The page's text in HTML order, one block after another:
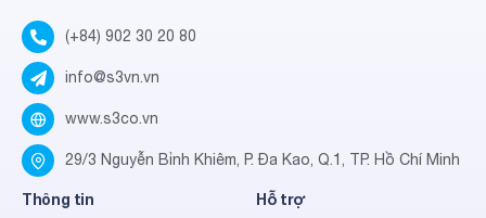
(+84) 902 30 20 80
info@s3vn.vn
www.s3co.vn
29/3 Nguyễn Bỉnh Khiêm, P. Đa Kao, Q.1, TP. Hồ Chí Minh
Thông tin Hỗ trợ